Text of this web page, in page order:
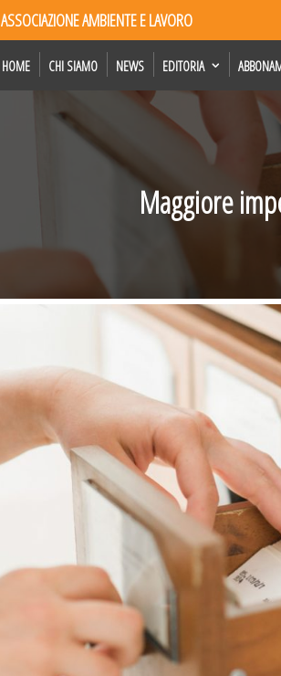
ASSOCIAZIONE AMBIENTE E LAVORO
HOME CHI SIAMO NEWS EDITORIA
Maggiore